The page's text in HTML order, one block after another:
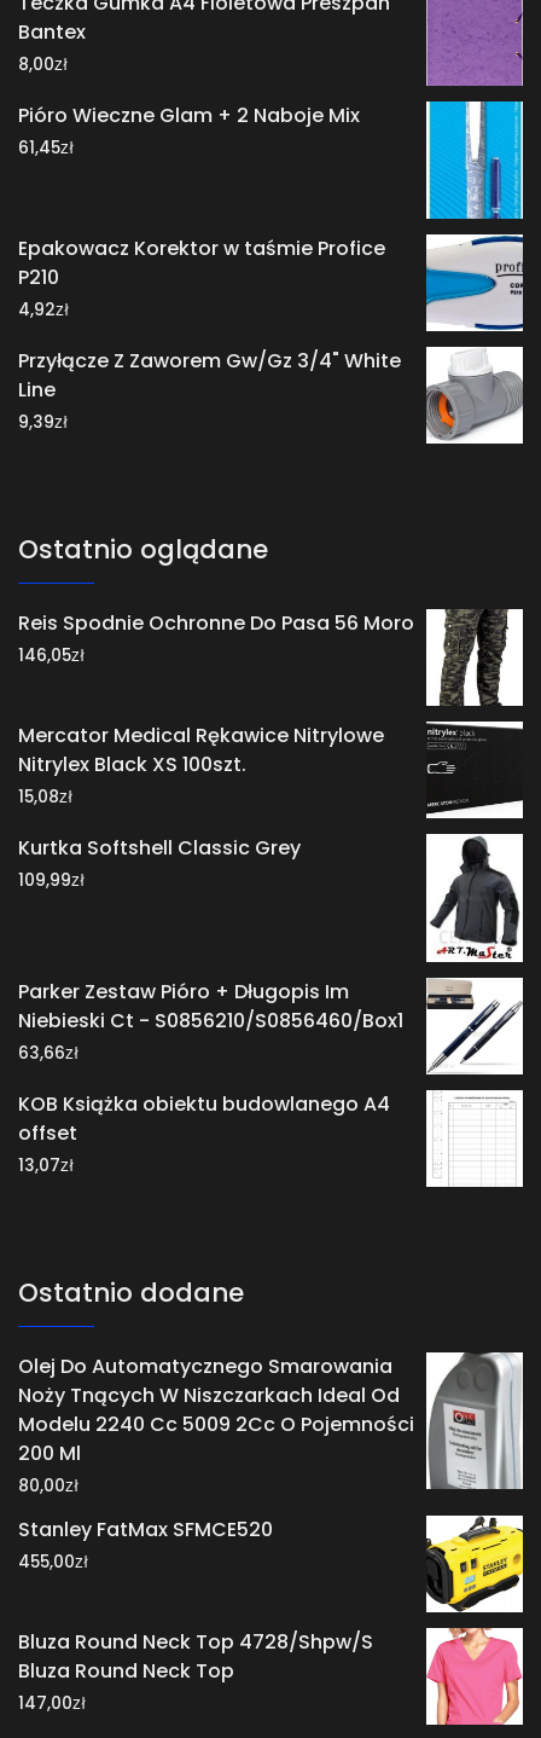
Bantex
8,00zł
Pióro Wieczne Glam + 2 Naboje Mix
61,45zł
Epakowacz Korektor w taśmie Profice
P210
4,92zł
Przyłącze Z Zaworem Gw/Gz 3/4" White
Line
9,39zł
Ostatnio oglądane
Reis Spodnie Ochronne Do Pasa 56 Moro
146,05zł
Mercator Medical Rękawice Nitrylowe
Nitrylex Black XS 100szt.
15,08zł
Kurtka Softshell Classic Grey
109,99zł
Parker Zestaw Pióro + Długopis Im
Niebieski Ct - S0856210/S0856460/Box1
63,66zł
KOB Książka obiektu budowlanego A4
offset
13,07zł
Ostatnio dodane
Olej Do Automatycznego Smarowania
Noży Tnących W Niszczarkach Ideal Od
Modelu 2240 Cc 5009 2Cc O Pojemności
200 Ml
80,00zł
Stanley FatMax SFMCE520
455,00zł
Bluza Round Neck Top 4728/Shpw/S
Bluza Round Neck Top
147,00zł